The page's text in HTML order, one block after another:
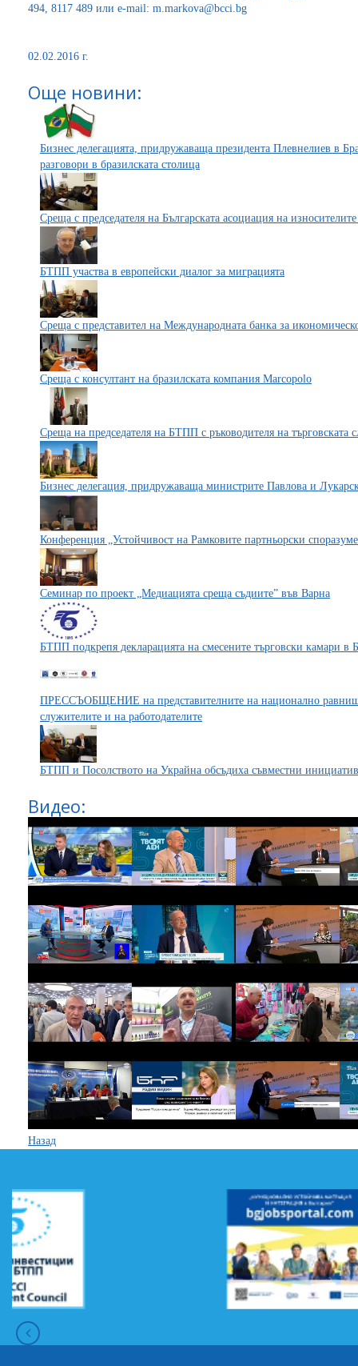
494, 8117 489 или e-mail: m.markova@bcci.bg
02.02.2016 г.
Още новини:
Бизнес делегацията, придружаваща президента Плевнелиев в
разговори в бразилската столица
Среща с председателя на Българската асоциация на
БТПП участва в европейски диалог за миграцията
Среща с представител на Международната банка за
Среща с консултант на бразилската компания Marcopolo
Среща на председателя на БТПП с ръководителя на
Бизнес делегация, придружаваща министрите Павлова и
Конференция „Устойчивост на Рамковите партньорски
Семинар по проект „Медиацията среща съдиите” във Варна
БТПП подкрепя декларацията на смесените търговски камари в
ПРЕССЪОБЩЕНИЕ на представителните на национално
служителите и на работодателите
БТПП и Посолството на Украйна обсъдиха съвместни
Видео:
Назад